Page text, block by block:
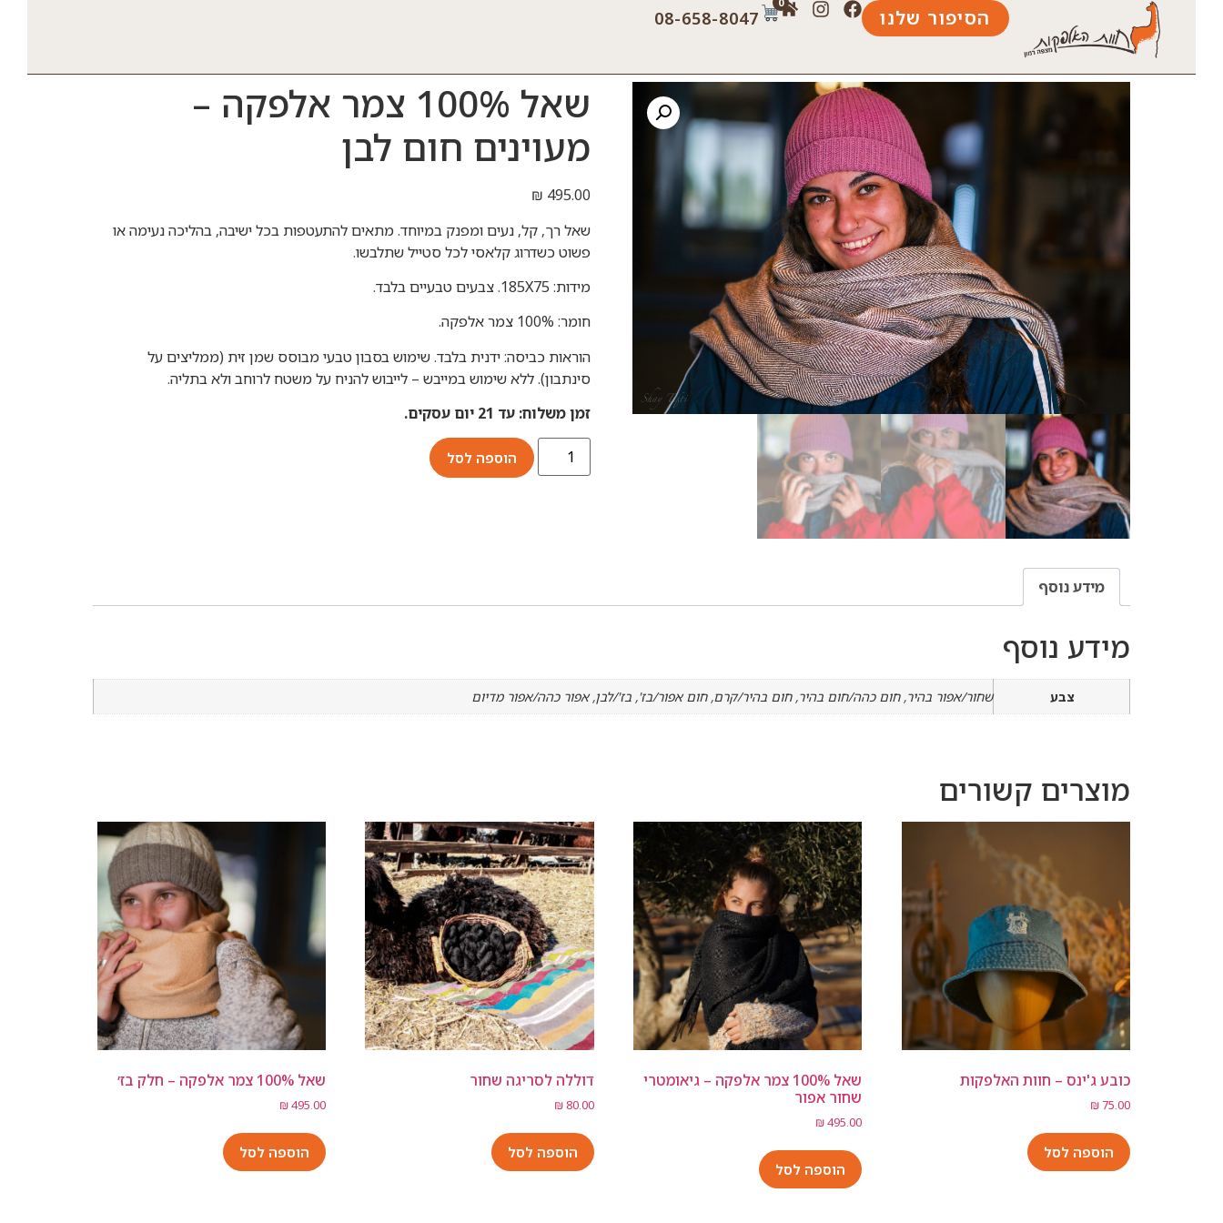
הסיפור שלנו 08-658-8047
עמוד הבית /כללי/ שאל 100% צמר אלפקה – מעוינים חום לבן
שאל 100% צמר אלפקה –
מעוינים חום לבן
₪ 495.00
שאל רך, קל, נעים ומפנק במיוחד. מתאים להתעטפות בכל ישיבה, בהליכה נעימה או
פשוט כשדרוג קלאסי לכל סטייל שתלבשו.
מידות: 185X75. צבעים טבעיים בלבד.
חומר: 100% צמר אלפקה.
הוראות כביסה: ידנית בלבד. שימוש בסבון טבעי מבוסס שמן זית (ממליצים על
סינתבון). ללא שימוש במייבש – לייבוש להניח על משטח לרוחב ולא בתליה.
זמן משלוח: עד 21 יום עסקים.
הוספה לסל
מידע נוסף
מידע נוסף
צבע שחור/אפור בהיר, חום כהה/חום בהיר, חום בהיר/קרם, חום אפור/בז', בז'/לבן, אפור כהה/אפור מדיום
מוצרים קשורים
כובע ג'ינס – חוות האלפקות
₪75.00
הוספה לסל
שאל 100% צמר אלפקה – גיאומטרי
שחור אפור
₪495.00
הוספה לסל
דוללה לסריגה שחור
₪80.00
הוספה לסל
שאל 100% צמר אלפקה – חלק בז׳
₪495.00
הוספה לסל